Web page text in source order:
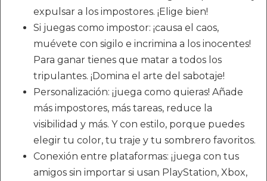
expulsar a los impostores. ¡Elige bien!
Si juegas como impostor: ¡causa el caos,
muévete con sigilo e incrimina a los inocentes!
Para ganar tienes que matar a todos los
tripulantes. ¡Domina el arte del sabotaje!
Personalización: ¡juega como quieras! Añade
más impostores, más tareas, reduce la
visibilidad y más. Y con estilo, porque puedes
elegir tu color, tu traje y tu sombrero favoritos.
Conexión entre plataformas: ¡juega con tus
amigos sin importar si usan PlayStation, Xbox,